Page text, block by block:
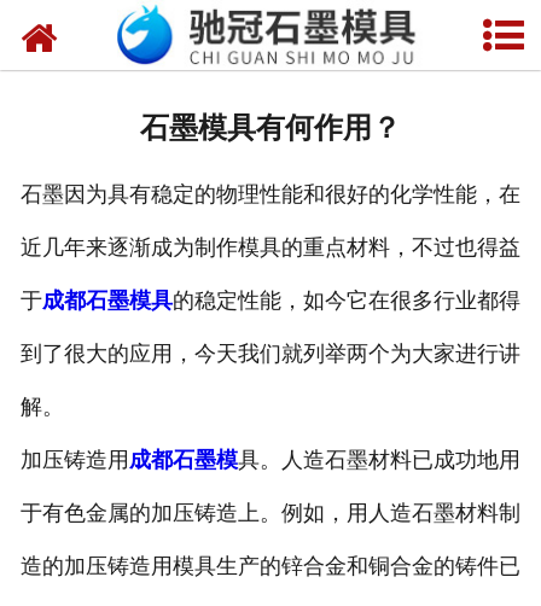
网站首页
联系我们
石墨模具有何作用？
石墨因为具有稳定的物理性能和很好的化学性能，在
近几年来逐渐成为制作模具的重点材料，不过也得益
于成都石墨模具的稳定性能，如今它在很多行业都得
到了很大的应用，今天我们就列举两个为大家进行讲
解。
加压铸造用 成都石墨模具。人造石墨材料已成功地用
于有色金属的加压铸造上。例如，用人造石墨材料制
造的加压铸造用模具生产的锌合金和铜合金的铸件已